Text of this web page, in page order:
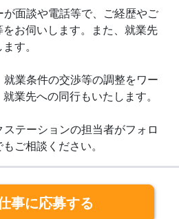
が面談や電話等で、ご経歴やご
お伺いします。また、就業先
す。
業条件の交渉等の調整をワー
業先への同行もいたします。
テーションの担当者がフォロ
ご相談ください。
事に応募する